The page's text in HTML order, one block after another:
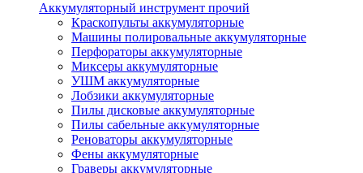
Аккумуляторный инструмент прочий
Краскопульты аккумуляторные
Машины полировальные аккумуляторные
Перфораторы аккумуляторные
Миксеры аккумуляторные
УШМ аккумуляторные
Лобзики аккумуляторные
Пилы дисковые аккумуляторные
Пилы сабельные аккумуляторные
Реноваторы аккумуляторные
Фены аккумуляторные
Граверы аккумуляторные